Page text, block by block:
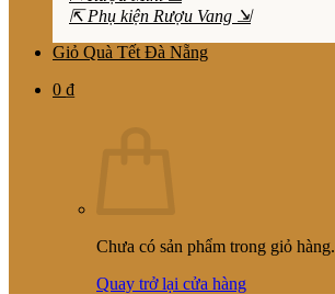
⇱ Phụ kiện Rượu Vang ⇲
Giỏ Quà Tết Đà Nẵng
0 ₫
Chưa có sản phẩm trong giỏ hàng.
Quay trở lại cửa hàng